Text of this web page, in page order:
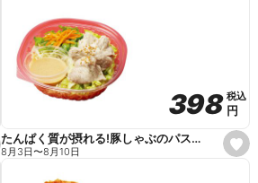
e
s
e
398
398 税込
税込
円
円
たんぱく質が摂れる!豚しゃぶのパスタサラダ
8月3日〜8月10日